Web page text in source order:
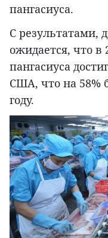
пангасиуса.
С результатами,
ожидается, что в
пангасиуса
США, что на 58%
году.